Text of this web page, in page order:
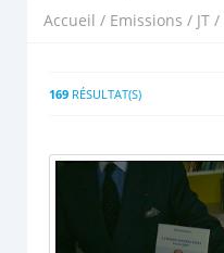
Accueil / Emissions / JT /
169 RÉSULTAT(S)